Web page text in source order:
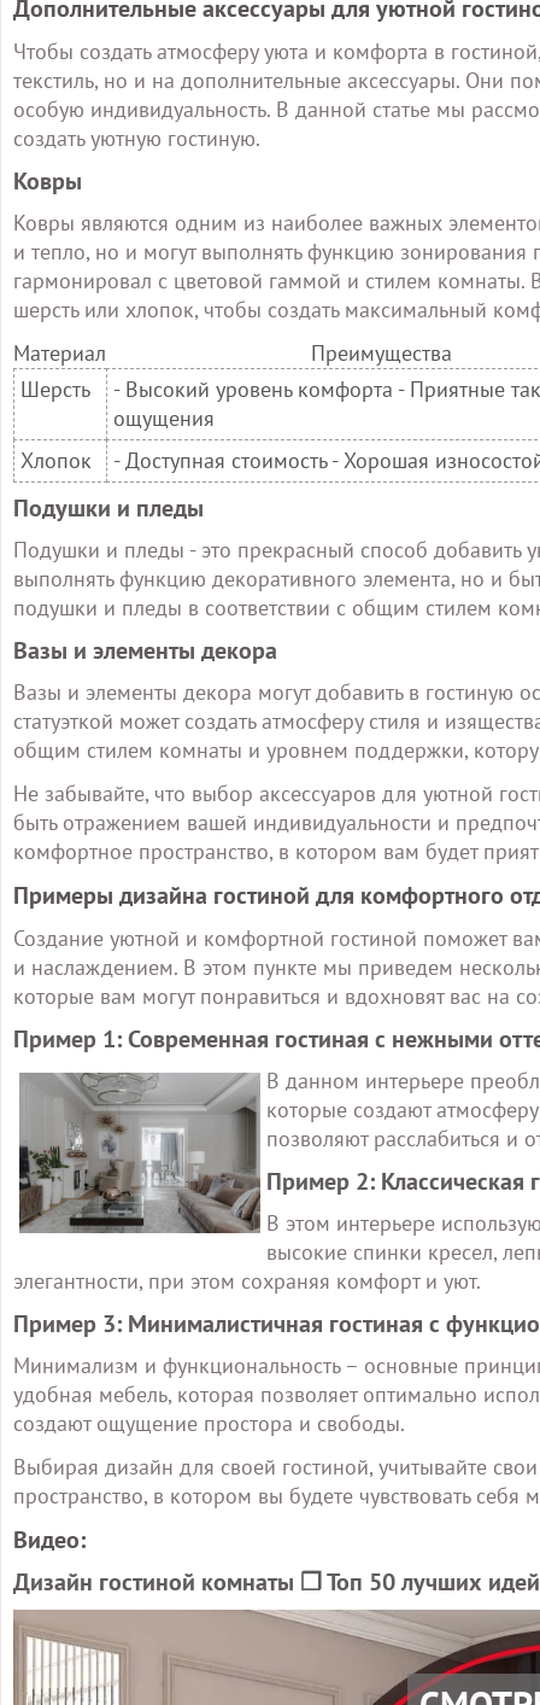
Дополнительные аксессуары для уютной
Чтобы создать атмосферу уюта и комфорта в
текстиль, но и на дополнительные аксессуары. Они
особую индивидуальность. В данной статье мы
создать уютную гостиную.
Ковры
Ковры являются одним из наиболее важных
и тепло, но и могут выполнять функцию
гармонировал с цветовой гаммой и стилем комнаты.
шерсть или хлопок, чтобы создать максимальный
Материал
Преимущества
Шерсть
- Высокий уровень комфорта - Приятные
ощущения
Хлопок
- Доступная стоимость - Хорошая
Подушки и пледы
Подушки и пледы - это прекрасный способ добавить
выполнять функцию декоративного элемента, но и
подушки и пледы в соответствии с общим стилем
Вазы и элементы декора
Вазы и элементы декора могут добавить в
статуэткой может создать атмосферу стиля и
общим стилем комнаты и уровнем поддержки,
Не забывайте, что выбор аксессуаров для уютной
быть отражением вашей индивидуальности и
комфортное пространство, в котором вам будет
Примеры дизайна гостиной для комфортного
Создание уютной и комфортной гостиной поможет
и наслаждением. В этом пункте мы приведем
которые вам могут понравиться и вдохновят вас на
Пример 1: Современная гостиная с нежными
В данном интерьере
которые создают
позволяют расслабиться и
Пример 2: Классическая
В этом интерьере
высокие спинки кресел,
элегантности, при этом сохраняя комфорт и уют.
Пример 3: Минималистичная гостиная с
Минимализм и функциональность – основные
удобная мебель, которая позволяет оптимально
создают ощущение простора и свободы.
Выбирая дизайн для своей гостиной, учитывайте
пространство, в котором вы будете чувствовать
Видео:
Дизайн гостиной комнаты ❒︎ Топ 50 лучших